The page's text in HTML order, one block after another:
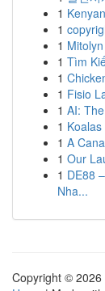
1
1
1
1 Tìm
1
1 Fisio
1 AI:
1
1 A
1 Our
1 DE88
Nha...
Copyright © 2026